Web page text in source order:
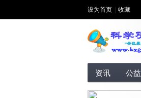
设为首页 收藏
资讯 公益